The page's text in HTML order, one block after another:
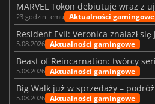
23 godzin temu Aktualności gamingowe
5.08.2026 Aktualności gamingowe
5.08.2026 Aktualności gamingowe
5.08.2026 Aktualności gamingowe